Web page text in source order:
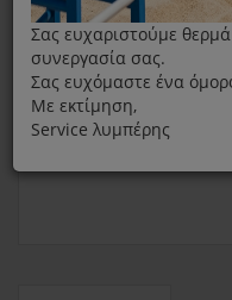
Σας ευχαριστούμε
συνεργασία σας.
Σας ευχόμαστε ένα
Με εκτίμηση,
Service λυμπέρης